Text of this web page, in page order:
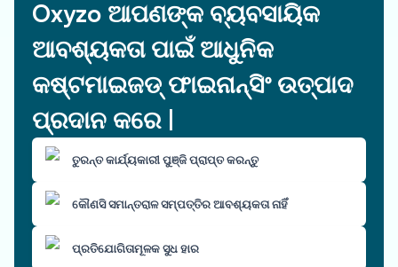
Oxyzo ଆପଣଙ୍କ ବ୍ୟବସାୟିକ
ଆବଶ୍ୟକତା ପାଇଁ ଆଧୁନିକ
କଷ୍ଟମାଇଜଡ୍ ଫାଇନାନ୍ସିଂ ଉତ୍ପାଦ
ପ୍ରଦାନ କରେ |
ତୁରନ୍ତ କାର୍ଯ୍ୟକାରୀ ପୁଞ୍ଜି ପ୍ରାପ୍ତ କରନ୍ତୁ
କୌଣସି ସମାନ୍ତରାଳ ସମ୍ପତ୍ତିର ଆବଶ୍ୟକତା ନାହିଁ
ପ୍ରତିଯୋଗିତାମୂଳକ ସୁଧ ହାର